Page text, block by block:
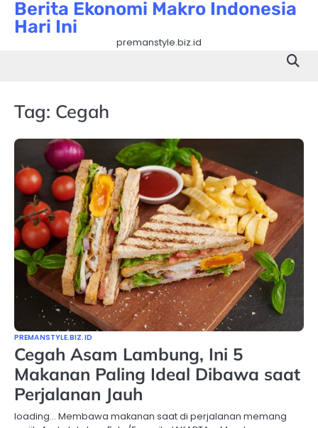
SkipBerita Ekonomi Makro Indonesia
Hari Ini
premanstyle.biz.id
Tag: Cegah
PREMANSTYLE.BIZ.ID
Cegah Asam Lambung, Ini 5
Makanan Paling Ideal Dibawa saat
Perjalanan Jauh
loading… Membawa makanan saat di perjalanan memang